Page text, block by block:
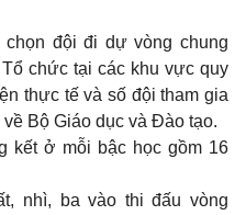
đội đi dự vòng chung
chức tại các khu vực quy
thực tế và số đội tham gia
Bộ Giáo dục và Đào tạo.
kết ở mỗi bậc học gồm 16
nhì, ba vào thi đấu vòng